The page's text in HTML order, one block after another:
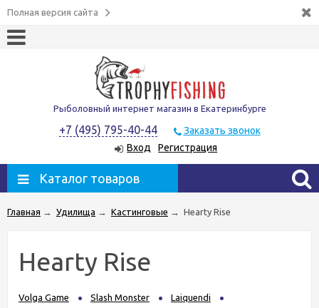
Полная версия сайта
Рыболовный интернет магазин в Екатеринбурге
+7 (495) 795-40-44
Заказать звонок
Вход
Регистрация
Каталог товаров
Главная → Удилища → Кастинговые → Hearty Rise
Hearty Rise
Volga Game Slash Monster
Laiquendi